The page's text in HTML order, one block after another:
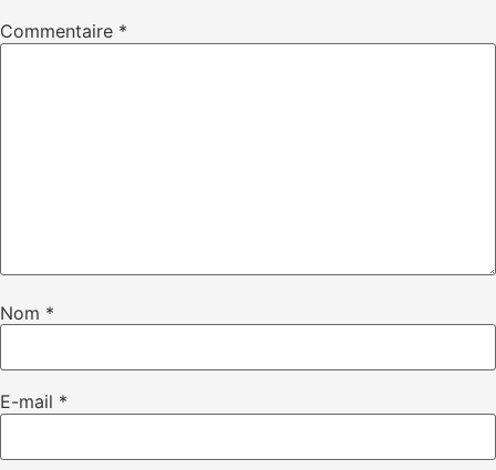
Commentaire *
Nom *
E-mail *